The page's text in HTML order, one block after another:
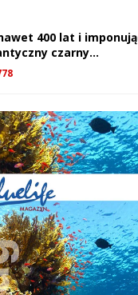
400 lat i
czarny…